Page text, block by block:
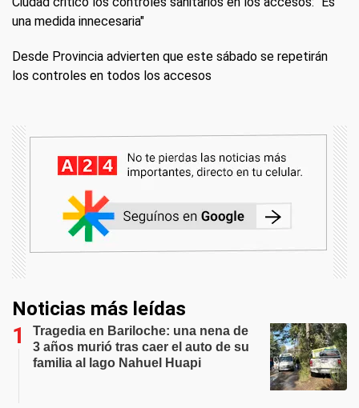
una medida innecesaria"
Desde Provincia advierten que este sábado se repetirán
los controles en todos los accesos
Noticias más leídas
Tragedia en Bariloche: una nena de
3 años murió tras caer el auto de su
familia al lago Nahuel Huapi